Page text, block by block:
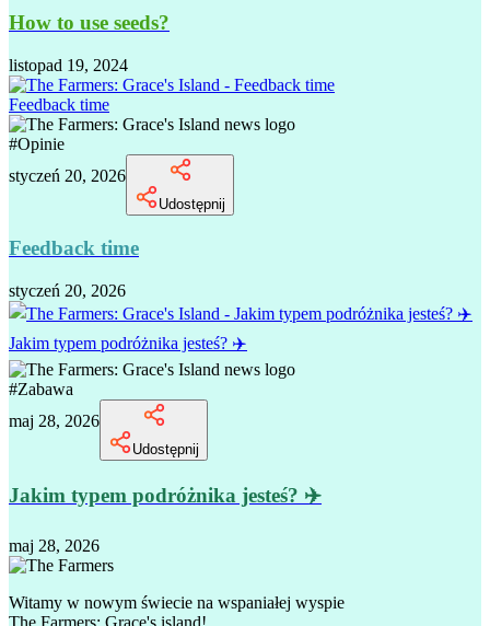
How to use seeds?
listopad 19, 2024
Feedback time
#Opinie
styczeń 20, 2026
Udostępnij
Feedback time
styczeń 20, 2026
Jakim typem podróżnika jesteś? ✈️
#Zabawa
maj 28, 2026
Udostępnij
Jakim typem podróżnika jesteś? ✈️
maj 28, 2026
Witamy w nowym świecie na wspaniałej wyspie
The Farmers: Grace's island!